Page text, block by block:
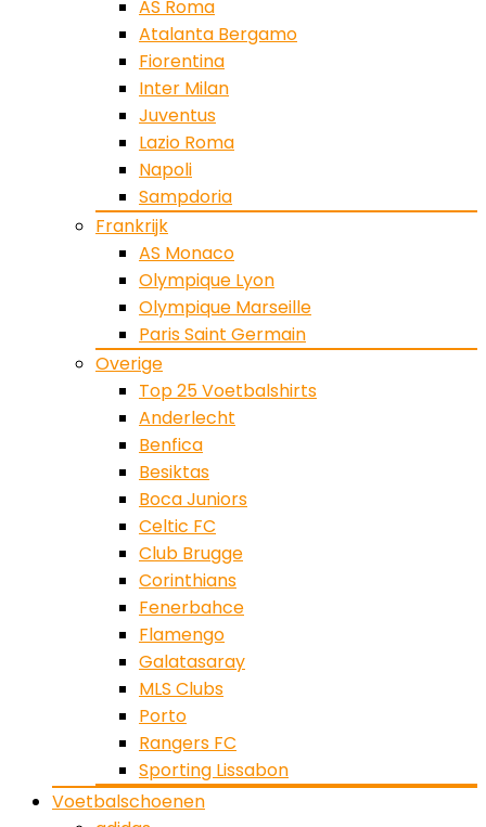
AS Roma
Atalanta Bergamo
Fiorentina
Inter Milan
Juventus
Lazio Roma
Napoli
Sampdoria
Frankrijk
AS Monaco
Olympique Lyon
Olympique Marseille
Paris Saint Germain
Overige
Top 25 Voetbalshirts
Anderlecht
Benfica
Besiktas
Boca Juniors
Celtic FC
Club Brugge
Corinthians
Fenerbahce
Flamengo
Galatasaray
MLS Clubs
Porto
Rangers FC
Sporting Lissabon
Voetbalschoenen